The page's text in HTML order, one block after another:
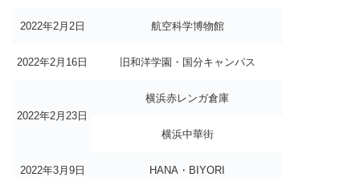
2022年2月2日 航空科学博物館
2022年2月16日 旧和洋学園・国分キャンパス
2022年2月23日
横浜赤レンガ倉庫
横浜中華街
2022年3月9日 HANA・BIYORI